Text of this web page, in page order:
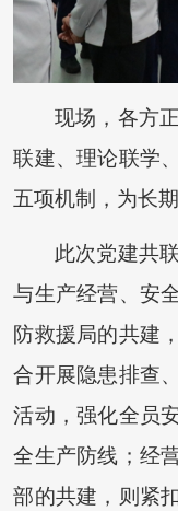
现场，各方
联建、理论联学
五项机制，为长
此次党建共
与生产经营、安
防救援局的共建
合开展隐患排查
活动，强化全员
全生产防线；经
部的共建，则紧